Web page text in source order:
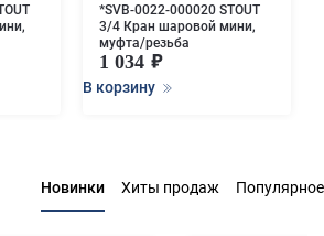
*SVB-0022-000020 STOUT
3/4 Кран шаровой мини,
муфта/резьба
1 034
В корзину
Новинки Хиты продаж Популярное